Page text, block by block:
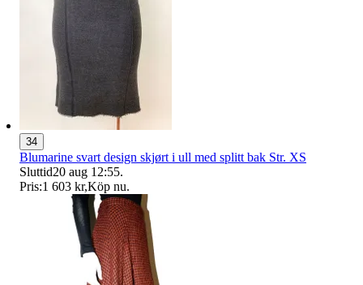
34
Blumarine svart design skjørt i ull med splitt bak Str. XS
Sluttid20 aug 12:55.
Pris:1 603 kr,Köp nu.